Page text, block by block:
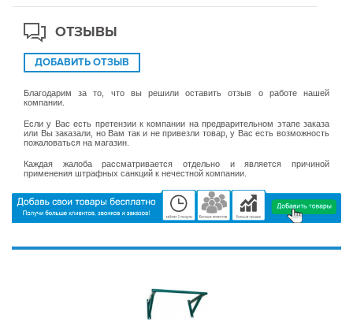
ОТЗЫВЫ
ДОБАВИТЬ ОТЗЫВ
Благодарим за то, что вы решили оставить отзыв о работе нашей
компании.
Если у Вас есть претензии к компании на предварительном этапе заказа
или Вы заказали, но Вам так и не привезли товар, у Вас есть возможность
пожаловаться на магазин.
Каждая жалоба рассматривается отдельно и является причиной
применения штрафных санкций к нечестной компании.